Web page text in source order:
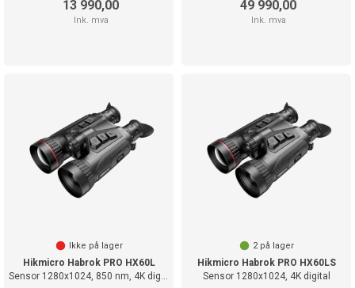
13 990,00
Ink. mva
49 990,00
Ink. mva
Ikke på lager
Hikmicro Habrok PRO HX60L
Sensor 1280x1024, 850 nm, 4K digital
2på lager
Hikmicro Habrok PRO HX60LS
Sensor 1280x1024, 4K digital